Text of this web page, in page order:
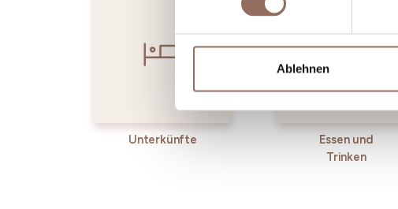
Ablehnen
Unterkünfte
Essen und
Trinken